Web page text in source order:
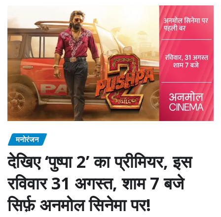
मनोरंजन
देखिए ‘पुष्पा 2’ का प्रीमियर, इस
रविवार 31 अगस्त, शाम 7 बजे
सिर्फ़ अनमोल सिनेमा पर!